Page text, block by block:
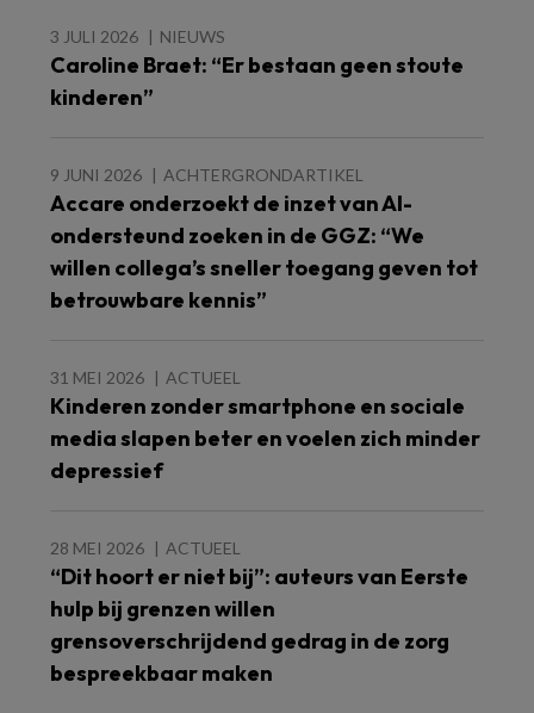
3 JULI 2026 NIEUWS
Caroline Braet: “Er bestaan geen stoute
kinderen”
9 JUNI 2026 ACHTERGRONDARTIKEL
Accare onderzoekt de inzet van AI-
ondersteund zoeken in de GGZ: “We
willen collega’s sneller toegang geven tot
betrouwbare kennis”
31 MEI 2026 ACTUEEL
Kinderen zonder smartphone en sociale
media slapen beter en voelen zich minder
depressief
28 MEI 2026 ACTUEEL
“Dit hoort er niet bij”: auteurs van Eerste
hulp bij grenzen willen
grensoverschrijdend gedrag in de zorg
bespreekbaar maken